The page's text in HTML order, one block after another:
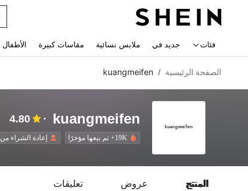
فئات جديد في ملابس نسائية مقاسات كبيرة الأطفال
الصفحة الرئيسية /
kuangmeifen
kuangmeifen
4.80
19K+ تم بيعها مؤخرًا إعادة الشراء من 100+
المنتج عروض تعليقات